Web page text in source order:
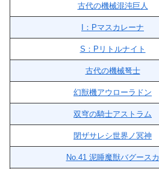
古代の機械混沌巨人
I：Pマスカレーナ
S：Pリトルナイト
古代の機械弩士
幻獣機アウローラドン
双穹の騎士アストラム
閉ザサレシ世界ノ冥神
No.41 泥睡魔獣バグースカ